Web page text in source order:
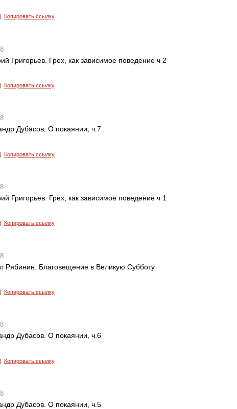
Копировать ссылку
Григорьев. Грех, как зависимое поведение ч 2
Копировать ссылку
Дубасов. О покаянии, ч.7
Копировать ссылку
Григорьев. Грех, как зависимое поведение ч 1
Копировать ссылку
Рябинин. Благовещение в Великую Субботу
Копировать ссылку
Дубасов. О покаянии, ч.6
Копировать ссылку
Дубасов. О покаянии, ч.5